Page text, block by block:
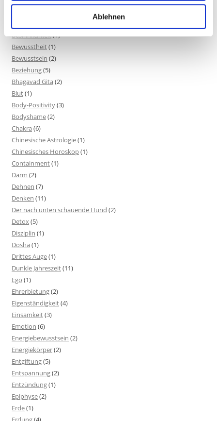
Ablehnen
Besinnlichkeit(1)
Bewusstheit(1)
Bewusstsein (2)
Beziehung(5)
Bhagavad Gita(2)
Blut(1)
Body-Positivity(3)
Bodyshame(2)
Chakra(6)
Chinesische Astrologie(1)
Chinesisches Horoskop(1)
Containment(1)
Darm (2)
Dehnen (7)
Denken (11)
Der nach unten schauende Hund (2)
Detox(5)
Disziplin (1)
Dosha(1)
Drittes Auge(1)
Dunkle Jahreszeit(11)
Ego (1)
Ehrerbietung(2)
Eigenständigkeit(4)
Einsamkeit(3)
Emotion (6)
Energiebewusstsein (2)
Energiekörper(2)
Entgiftung(5)
Entspannung(2)
Entzündung(1)
Epiphyse(2)
Erde(1)